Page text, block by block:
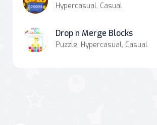
Hypercasual, Casual
Drop n Merge Blocks
Puzzle, Hypercasual, Casual